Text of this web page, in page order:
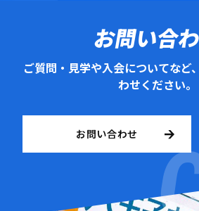
お問い合
ご質問・見学や入会についてなど
わせください。
お問い合わせ